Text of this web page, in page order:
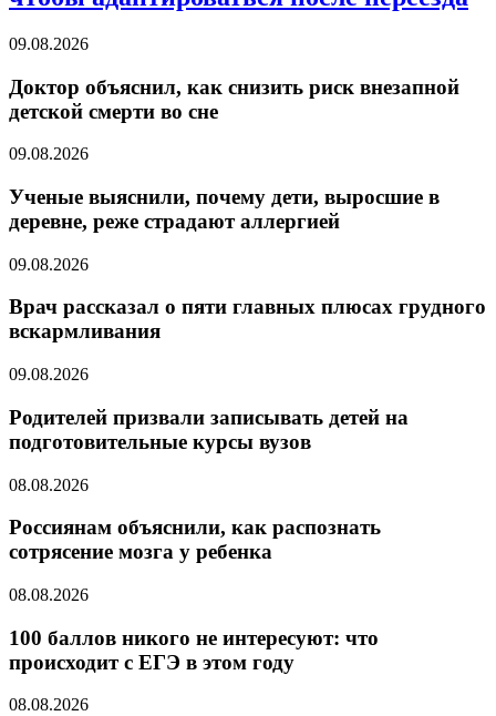
09.08.2026
Доктор объяснил, как снизить риск внезапной
детской смерти во сне
09.08.2026
Ученые выяснили, почему дети, выросшие в
деревне, реже страдают аллергией
09.08.2026
Врач рассказал о пяти главных плюсах грудного
вскармливания
09.08.2026
Родителей призвали записывать детей на
подготовительные курсы вузов
08.08.2026
Россиянам объяснили, как распознать
сотрясение мозга у ребенка
08.08.2026
100 баллов никого не интересуют: что
происходит с ЕГЭ в этом году
08.08.2026